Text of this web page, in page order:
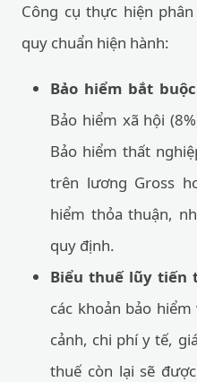
Công cụ thực hiện
quy chuẩn hiện hành:
Bảo hiểm bắt
Bảo hiểm xã hội
Bảo hiểm thất
trên lương Gross
hiểm thỏa thuận,
quy định.
Biểu thuế lũy tiến
các khoản bảo
cảnh, chi phí y tế,
thuế còn lại sẽ